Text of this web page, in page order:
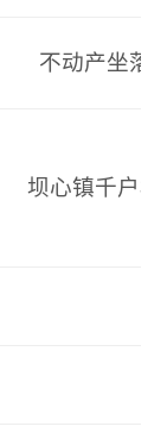
不动产坐落
坝心镇千户村